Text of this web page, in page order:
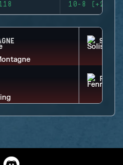
10-8 (+2)
SOLIS